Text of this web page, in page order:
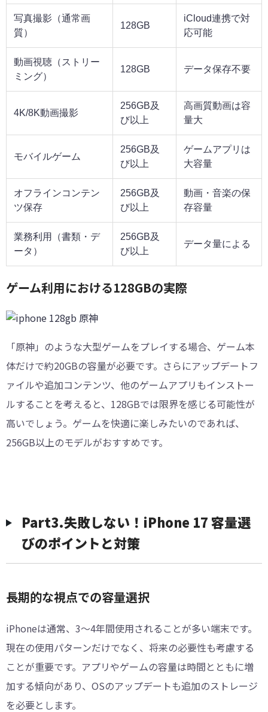
写真撮影（通常画
質）
128GB
iCloud連携で対
応可能
動画視聴（ストリー
ミング）
128GB データ保存不要
4K/8K動画撮影
256GB及
び以上
高画質動画は容
量大
モバイルゲーム
256GB及
び以上
ゲームアプリは
大容量
オフラインコンテン
ツ保存
256GB及
び以上
動画・音楽の保
存容量
業務利用（書類・デ
ータ）
256GB及
び以上
データ量による
ゲーム利用における128GBの実際
「原神」のような大型ゲームをプレイする場合、ゲーム本
体だけで約20GBの容量が必要です。さらにアップデートフ
ァイルや追加コンテンツ、他のゲームアプリもインストー
ルすることを考えると、128GBでは限界を感じる可能性が
高いでしょう。ゲームを快適に楽しみたいのであれば、
256GB以上のモデルがおすすめです。
Part3.失敗しない！iPhone 17 容量選
びのポイントと対策
長期的な視点での容量選択
iPhoneは通常、3〜4年間使用されることが多い端末です。
現在の使用パターンだけでなく、将来の必要性も考慮する
ことが重要です。アプリやゲームの容量は時間とともに増
加する傾向があり、OSのアップデートも追加のストレージ
を必要とします。